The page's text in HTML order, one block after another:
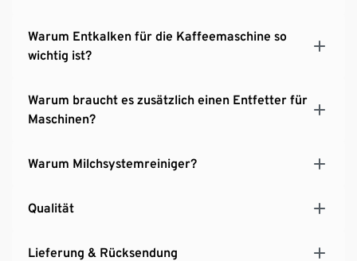
Warum Entkalken für die Kaffeemaschine so
wichtig ist?
Warum braucht es zusätzlich einen Entfetter für
Maschinen?
Warum Milchsystemreiniger?
Qualität
Lieferung & Rücksendung